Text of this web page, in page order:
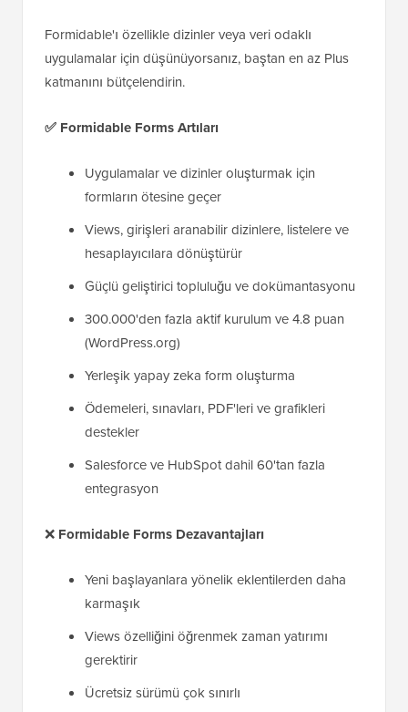
Formidable'ı özellikle dizinler veya veri odaklı
uygulamalar için düşünüyorsanız, baştan en az Plus
katmanını bütçelendirin.
✅ Formidable Forms Artıları
Uygulamalar ve dizinler oluşturmak için
formların ötesine geçer
Views, girişleri aranabilir dizinlere, listelere ve
hesaplayıcılara dönüştürür
Güçlü geliştirici topluluğu ve dokümantasyonu
300.000'den fazla aktif kurulum ve 4.8 puan
(WordPress.org)
Yerleşik yapay zeka form oluşturma
Ödemeleri, sınavları, PDF'leri ve grafikleri
destekler
Salesforce ve HubSpot dahil 60'tan fazla
entegrasyon
❌ Formidable Forms Dezavantajları
Yeni başlayanlara yönelik eklentilerden daha
karmaşık
Views özelliğini öğrenmek zaman yatırımı
gerektirir
Ücretsiz sürümü çok sınırlı